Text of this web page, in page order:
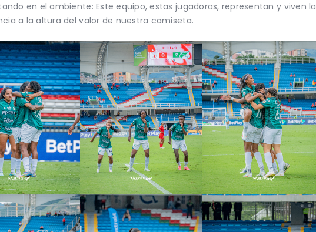
en el ambiente: Este equipo, estas jugadoras, representan y viven la
a la altura del valor de nuestra camiseta.